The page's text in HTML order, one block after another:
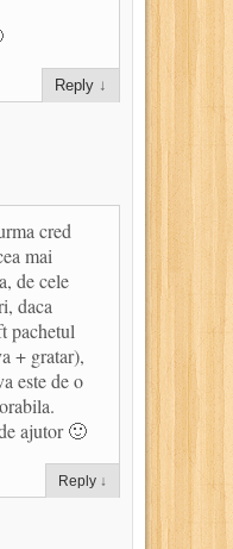
Reply ↓
cred
mai
de cele
daca
pachetul
+ gratar),
este de o
ajutor 🙂
Reply ↓